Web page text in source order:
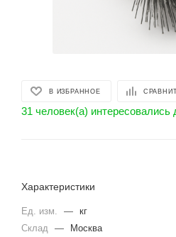
В ИЗБРАННОЕ
31 человек(а)
Характеристики
Ед. изм. — кг
Склад —
Москва